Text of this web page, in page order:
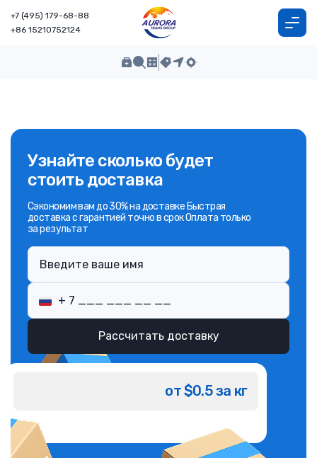
+7 (495) 179-68-88
+86 15210752124
Узнайте сколько будет
стоить доставка
Сэкономим вам до 30% на доставке Быстрая
доставка с гарантией точно в срок Оплата только
за результат
Рассчитать доставку
от $0.5 за кг